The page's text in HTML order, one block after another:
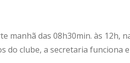
das 08h30min. às 12h,
do clube, a secretaria funciona